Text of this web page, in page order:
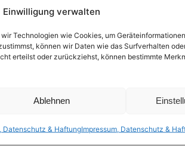
Einwilligung verwalten
Technologien wie Cookies, um
können wir Daten wie das Surfverhalten
erteilst oder zurückziehst, können bestimmte
Ablehnen
Datenschutz & HaftungImpressum, Datenschutz &
Eine Schülerin wie Jenny hatte
– und früher ein musikalisches
Klavierwettbewerb zu gewinnen, an
auf den Wettbewerb wird
preußisch strengen
Schmerz beider Frauen rührt.
etwas zu tun, was niemand, nicht
in Deutschland: 01.02.2007